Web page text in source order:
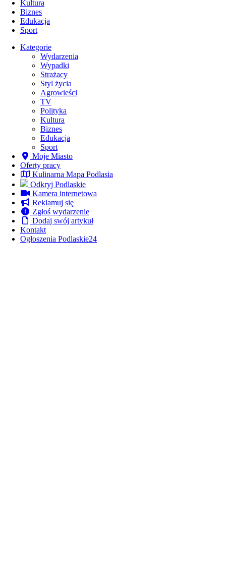
Kultura
Biznes
Edukacja
Sport
Kategorie
Wydarzenia
Wypadki
Strażacy
Styl życia
Agrowieści
TV
Polityka
Kultura
Biznes
Edukacja
Sport
Moje Miasto
Oferty pracy
Kulinarna Mapa Podlasia
Odkryj Podlaskie
Kamera internetowa
Reklamuj się
Zgłoś wydarzenie
Dodaj swój artykuł
Kontakt
Ogłoszenia Podlaskie24
Archiwa